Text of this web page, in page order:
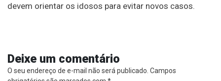
devem orientar os idosos para evitar novos casos.
Deixe um comentário
O seu endereço de e-mail não será publicado. Campos